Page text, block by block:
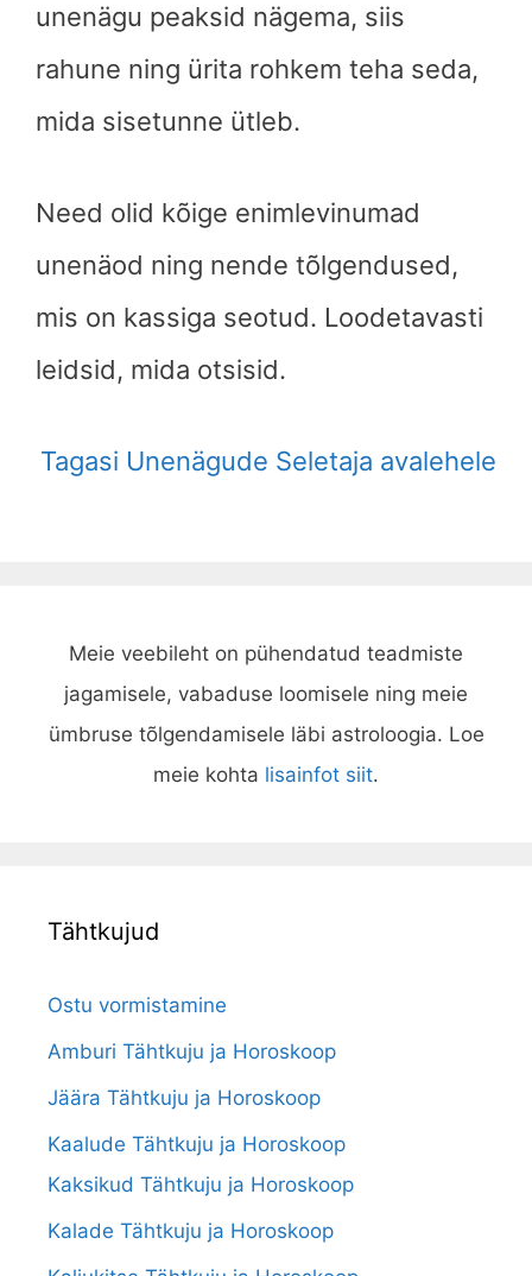
unenägu peaksid nägema, siis
rahune ning ürita rohkem teha seda,
mida sisetunne ütleb.
Need olid kõige enimlevinumad
unenäod ning nende tõlgendused,
mis on kassiga seotud. Loodetavasti
leidsid, mida otsisid.
Tagasi Unenägude Seletaja avalehele
Meie veebileht on pühendatud teadmiste
jagamisele, vabaduse loomisele ning meie
ümbruse tõlgendamisele läbi astroloogia. Loe
meie kohta lisainfot siit.
Tähtkujud
Ostu vormistamine
Amburi Tähtkuju ja Horoskoop
Jäära Tähtkuju ja Horoskoop
Kaalude Tähtkuju ja Horoskoop
Kaksikud Tähtkuju ja Horoskoop
Kalade Tähtkuju ja Horoskoop